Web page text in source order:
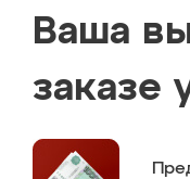
Ваша
заказе